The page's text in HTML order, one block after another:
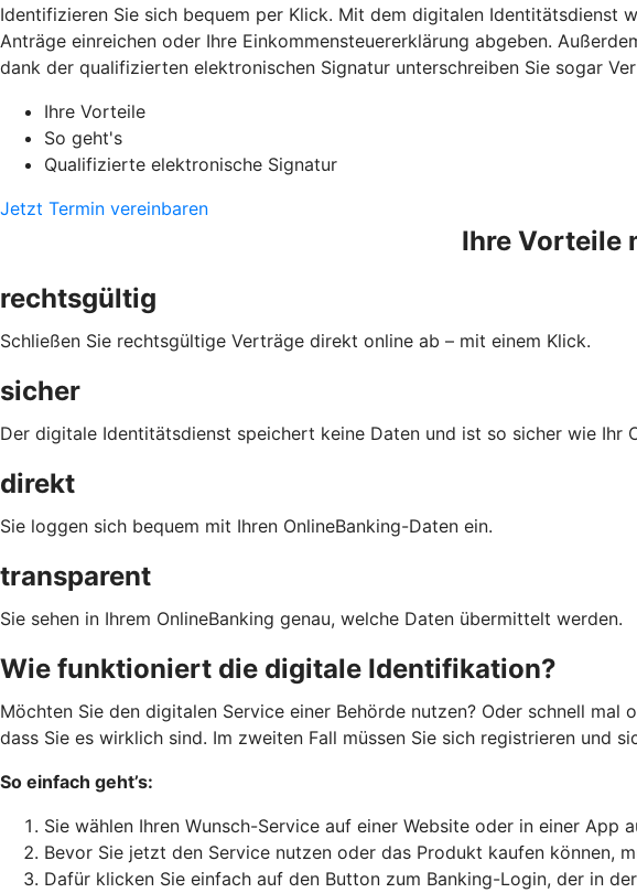
Identifizieren Sie sich bequem per Klick. Mit dem digitalen Identitätsdienst
Anträge einreichen oder Ihre Einkommensteuererklärung abgeben.
dank der qualifizierten elektronischen Signatur unterschreiben Sie sogar
Ihre Vorteile
So geht's
Qualifizierte elektronische Signatur
Jetzt Termin vereinbaren
Ihre Vorteile
rechtsgültig
Schließen Sie rechtsgültige Verträge direkt online ab – mit einem Klick.
sicher
Der digitale Identitätsdienst speichert keine Daten und ist so sicher wie Ihr
direkt
Sie loggen sich bequem mit Ihren OnlineBanking-Daten ein.
transparent
Sie sehen in Ihrem OnlineBanking genau, welche Daten übermittelt werden.
Wie funktioniert die digitale Identifikation?
Möchten Sie den digitalen Service einer Behörde nutzen? Oder schnell
dass Sie es wirklich sind. Im zweiten Fall müssen Sie sich registrieren und
So einfach geht’s:
Sie wählen Ihren Wunsch-Service auf einer Website oder in einer App
Bevor Sie jetzt den Service nutzen oder das Produkt kaufen können,
Dafür klicken Sie einfach auf den Button zum Banking-Login, der in